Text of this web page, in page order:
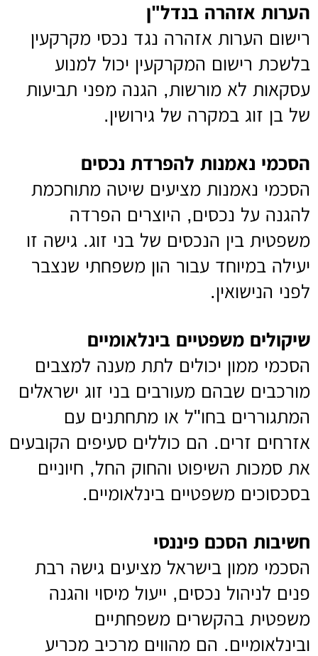
הערות אזהרה בנדל"ן
רישום הערות אזהרה נגד נכסי מקרקעין
בלשכת רישום המקרקעין יכול למנוע
עסקאות לא מורשות, הגנה מפני תביעות
של בן זוג במקרה של גירושין.
הסכמי נאמנות להפרדת נכסים
הסכמי נאמנות מציעים שיטה מתוחכמת
להגנה על נכסים, היוצרים הפרדה
משפטית בין הנכסים של בני זוג. גישה זו
יעילה במיוחד עבור הון משפחתי שנצבר
לפני הנישואין.
שיקולים משפטיים בינלאומיים
הסכמי ממון יכולים לתת מענה למצבים
מורכבים שבהם מעורבים בני זוג ישראלים
המתגוררים בחו"ל או מתחתנים עם
אזרחים זרים. הם כוללים סעיפים הקובעים
את סמכות השיפוט והחוק החל, חיוניים
בסכסוכים משפטיים בינלאומיים.
חשיבות הסכם פיננסי
הסכמי ממון בישראל מציעים גישה רבת
פנים לניהול נכסים, ייעול מיסוי והגנה
משפטית בהקשרים משפחתיים
ובינלאומיים. הם מהווים מרכיב מכריע